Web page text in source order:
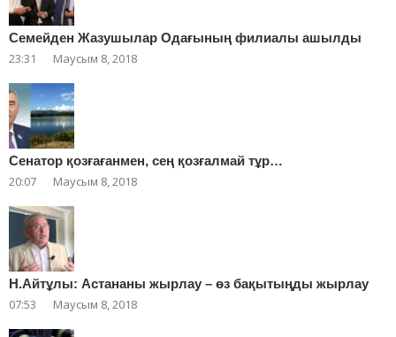
Cемейден Жазушылар Одағының филиалы ашылды
23:31 Маусым 8, 2018
Сенатор қозғағанмен, сең қозғалмай тұр…
20:07 Маусым 8, 2018
Н.Айтұлы: Астананы жырлау – өз бақытыңды жырлау
07:53 Маусым 8, 2018